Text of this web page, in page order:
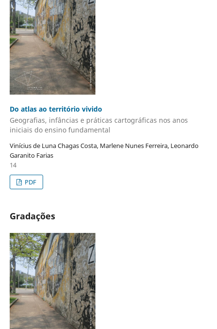
Do atlas ao território vivido
Geografias, infâncias e práticas cartográficas nos anos
iniciais do ensino fundamental
Vinícius de Luna Chagas Costa, Marlene Nunes Ferreira, Leonardo
Garanito Farias
14
PDF
Gradações